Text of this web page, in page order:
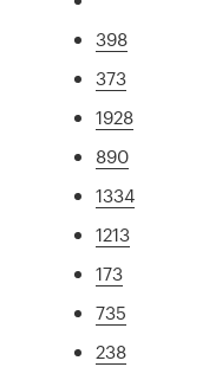
398
373
1928
890
1334
1213
173
735
238